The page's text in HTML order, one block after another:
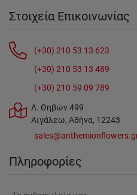
Στοιχεία Επικοινωνίας
(+30) 210 53 13 623
(+30) 210 53 13 489
(+30) 210 59 09 789
Λ. Θηβών 499
Αιγάλεω, Αθήνα, 12243
Πληροφορίες